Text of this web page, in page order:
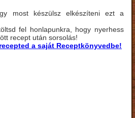
most készülsz elkészíteni ezt a
fel honlapunkra, hogy nyerhess
recept után sorsolás!
a saját Receptkönyvedbe!